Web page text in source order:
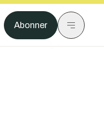
Abonner